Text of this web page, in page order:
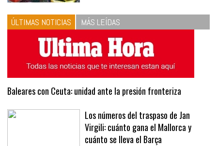
ÚLTIMAS NOTICIAS MÁS LEÍDAS
Baleares con Ceuta: unidad ante la presión fronteriza
Los números del traspaso de Jan
Virgili: cuánto gana el Mallorca y
cuánto se lleva el Barça